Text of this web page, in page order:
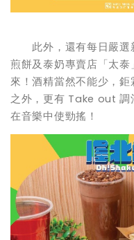
此外，還有每日嚴選
煎餅及泰奶專賣店「太
來！酒精當然不能少，
之外，更有 Take out 調
在音樂中使勁搖！